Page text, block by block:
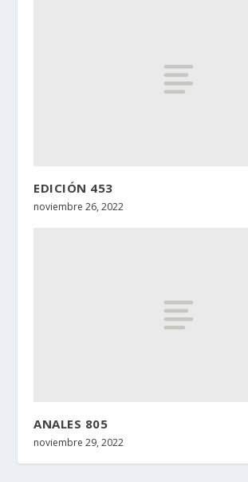
EDICIÓN 453
noviembre 26, 2022
ANALES 805
noviembre 29, 2022